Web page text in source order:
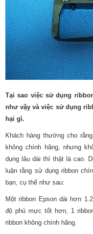
Tại sao việc sử dụng
như vậy và việc sử dụng
hại gì.
Khách hàng thường cho
không chính hãng, nhưng
dụng lâu dài thì thật là cao.
luận rằng sử dụng ribbon
bạn, cụ thể như sau:
Một ribbon Epson dài hơn
độ phủ mực tốt hơn, 1
ribbon không chính hãng.